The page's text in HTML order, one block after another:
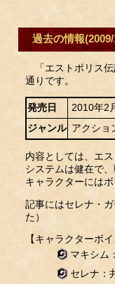
過去の情報
「エストポリス伝
通りです。
発売日 2010年2
ジャンル アクショ
内容としては、エ
システムは健在で
キャラクターにはボ
記事にはセレナ・
た）
【キャラクターボイ
マキシム
セレナ：